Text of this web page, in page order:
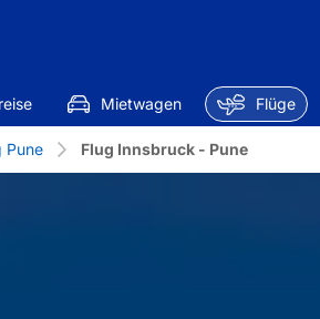
Mietwagen Flüge
Pune Flug Innsbruck - Pune